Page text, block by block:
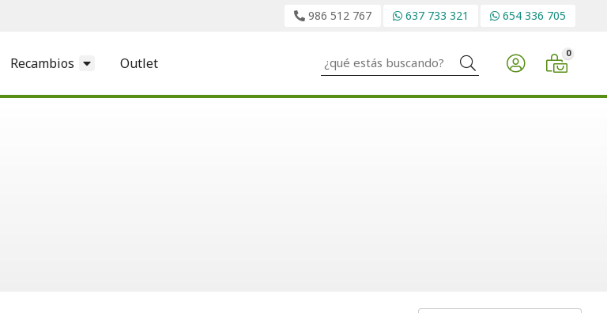
986 512 767 637 733 321 654 336 705
Recambios Outlet Buscar 0